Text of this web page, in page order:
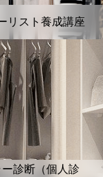
リスト養成講座
診断（個人診